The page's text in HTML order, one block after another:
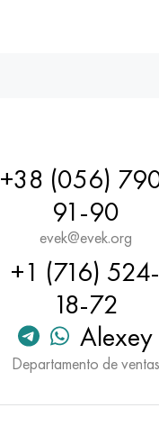
+38 (056)
91-90
evek@evek.org
+1 (716) 524-
18-72
Alexey
Departamento de ventas